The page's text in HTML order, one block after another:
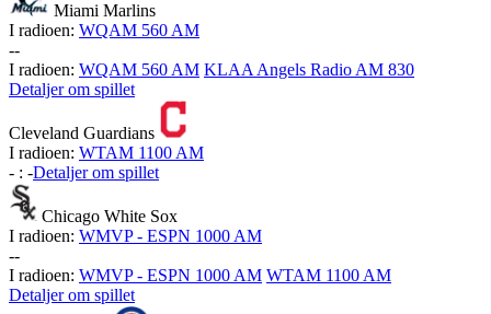
Miami Marlins
I radioen: WQAM 560 AM
--
I radioen: WQAM 560 AM KLAA Angels Radio AM 830
Detaljer om spillet
Cleveland Guardians
I radioen: WTAM 1100 AM
- : -Detaljer om spillet
Chicago White Sox
I radioen: WMVP - ESPN 1000 AM
--
I radioen: WMVP - ESPN 1000 AM WTAM 1100 AM
Detaljer om spillet